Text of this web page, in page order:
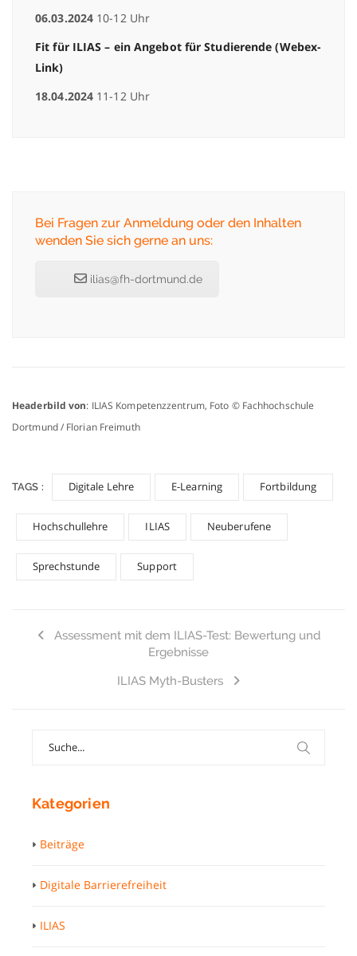
06.03.2024 10-12 Uhr
Fit für ILIAS – ein Angebot für Studierende (Webex-
Link)
18.04.2024 11-12 Uhr
Bei Fragen zur Anmeldung oder den Inhalten
wenden Sie sich gerne an uns:
ilias@fh-dortmund.de
Headerbild von: ILIAS Kompetenzzentrum, Foto © Fachhochschule
Dortmund / Florian Freimuth
TAGS : Digitale Lehre E-Learning Fortbildung
Hochschullehre ILIAS Neuberufene
Sprechstunde Support
Assessment mit dem ILIAS-Test: Bewertung und
Ergebnisse
ILIAS Myth-Busters
Kategorien
Beiträge
Digitale Barrierefreiheit
ILIAS